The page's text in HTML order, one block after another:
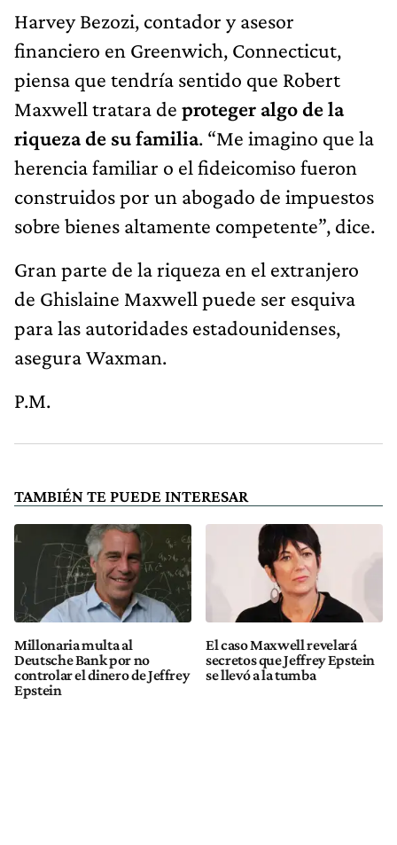
Harvey Bezozi, contador y asesor
financiero en Greenwich, Connecticut,
piensa que tendría sentido que Robert
Maxwell tratara de proteger algo de la
riqueza de su familia. “Me imagino que la
herencia familiar o el fideicomiso fueron
construidos por un abogado de impuestos
sobre bienes altamente competente”, dice.
Gran parte de la riqueza en el extranjero
de Ghislaine Maxwell puede ser esquiva
para las autoridades estadounidenses,
asegura Waxman.
P.M.
TAMBIÉN TE PUEDE INTERESAR
Millonaria multa al
Deutsche Bank por no
controlar el dinero de Jeffrey
Epstein
El caso Maxwell revelará
secretos que Jeffrey Epstein
se llevó a la tumba